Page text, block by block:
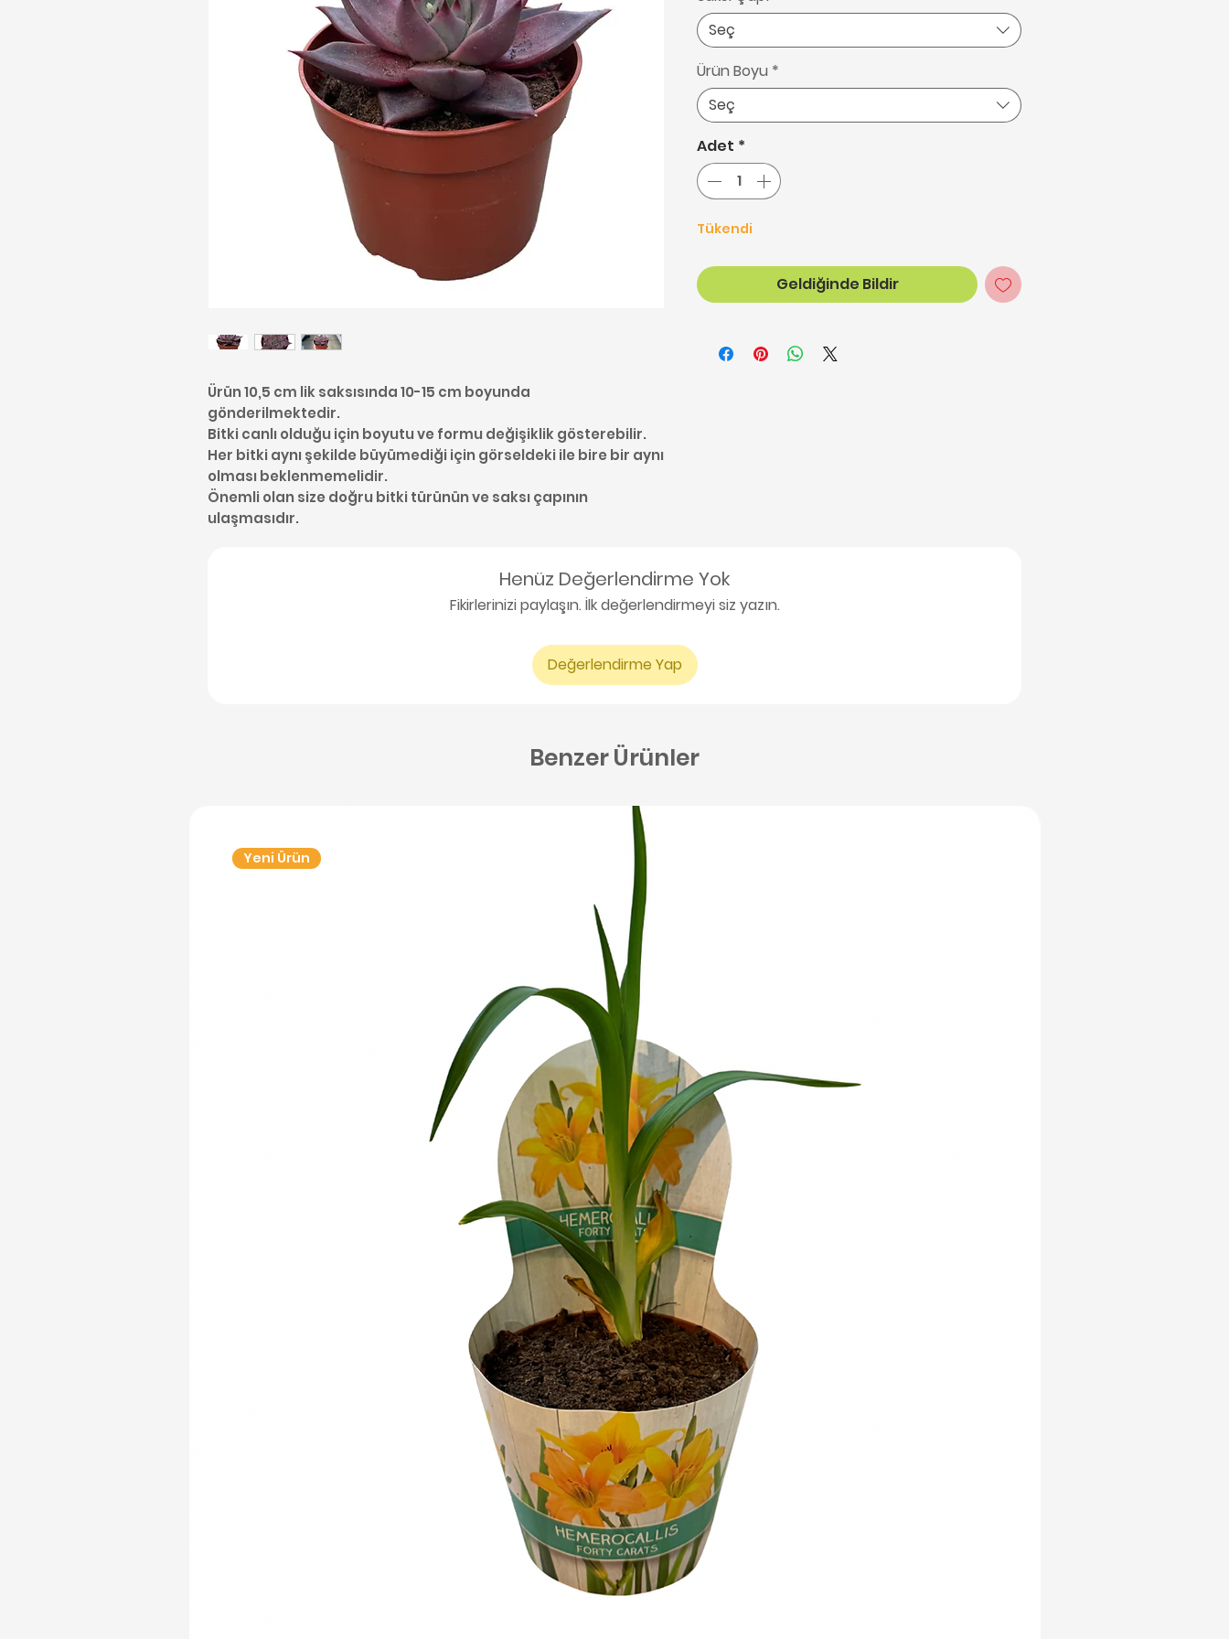
Ürün 10,5 cm lik saksısında 10-15 cm boyunda
gönderilmektedir.
Bitki canlı olduğu için boyutu ve formu değişiklik gösterebilir.
Her bitki aynı şekilde büyümediği için görseldeki ile bire bir aynı
olması beklenmemelidir.
Önemli olan size doğru bitki türünün ve saksı çapının
ulaşmasıdır.
Seç
Ürün Boyu *
Seç
Adet *
Tükendi
Geldiğinde Bildir
Henüz Değerlendirme Yok
Fikirlerinizi paylaşın. İlk değerlendirmeyi siz yazın.
Değerlendirme Yap
Benzer Ürünler
Yeni Ürün